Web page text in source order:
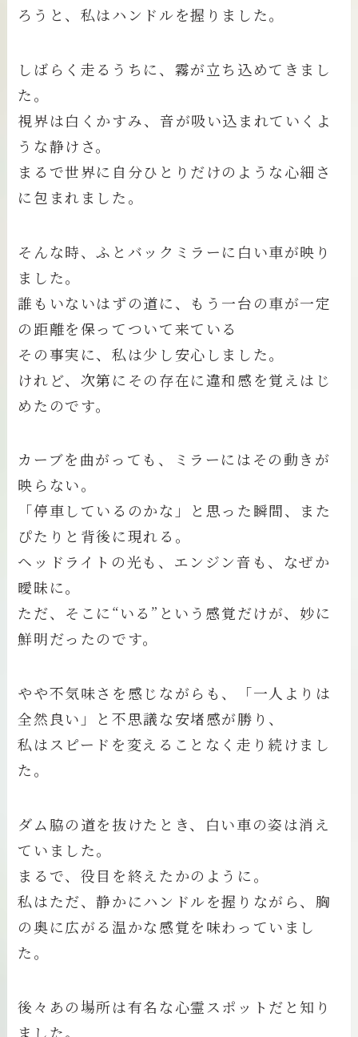
ろうと、私はハンドルを握りました。
しばらく走るうちに、霧が立ち込めてきまし
た。
視界は白くかすみ、音が吸い込まれていくよ
うな静けさ。
まるで世界に自分ひとりだけのような心細さ
に包まれました。
そんな時、ふとバックミラーに白い車が映り
ました。
誰もいないはずの道に、もう一台の車が一定
の距離を保ってついて来ている
その事実に、私は少し安心しました。
けれど、次第にその存在に違和感を覚えはじ
めたのです。
カーブを曲がっても、ミラーにはその動きが
映らない。
「停車しているのかな」と思った瞬間、また
ぴたりと背後に現れる。
ヘッドライトの光も、エンジン音も、なぜか
曖昧に。
ただ、そこに“いる”という感覚だけが、妙に
鮮明だったのです。
やや不気味さを感じながらも、「一人よりは
全然良い」と不思議な安堵感が勝り、
私はスピードを変えることなく走り続けまし
た。
ダム脇の道を抜けたとき、白い車の姿は消え
ていました。
まるで、役目を終えたかのように。
私はただ、静かにハンドルを握りながら、胸
の奥に広がる温かな感覚を味わっていまし
た。
後々あの場所は有名な心霊スポットだと知り
ました。